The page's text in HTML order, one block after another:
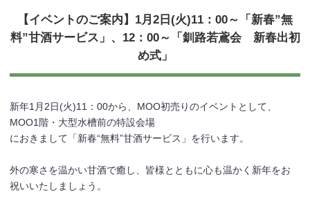
【イベントのご案内】1月2日(火)11：00～「新春”無
料”甘酒サービス」、12：00～「釧路若鳶会 新春出初
め式」
新年1月2日(火)11：00から、MOO初売りのイベントとして、
MOO1階・大型水槽前の特設会場
におきまして「新春“無料”甘酒サービス」を行います。
外の寒さを温かい甘酒で癒し、皆様とともに心も温かく新年をお
祝いいたしましょう。